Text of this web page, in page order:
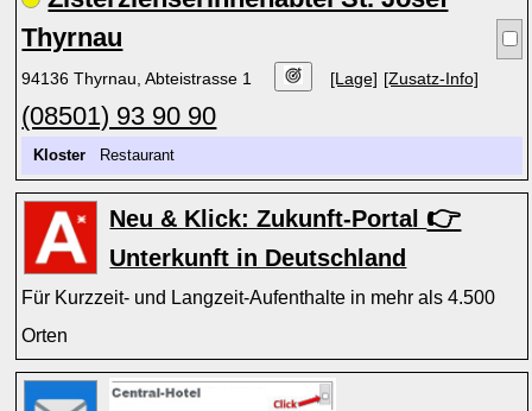
Thyrnau
94136 Thyrnau, Abteistrasse 1 [Lage] [Zusatz-Info]
(08501) 93 90 90
Kloster Restaurant
Neu & Klick: Zukunft-Portal 👉
Unterkunft in Deutschland
Für Kurzzeit- und Langzeit-Aufenthalte in mehr als 4.500
Orten